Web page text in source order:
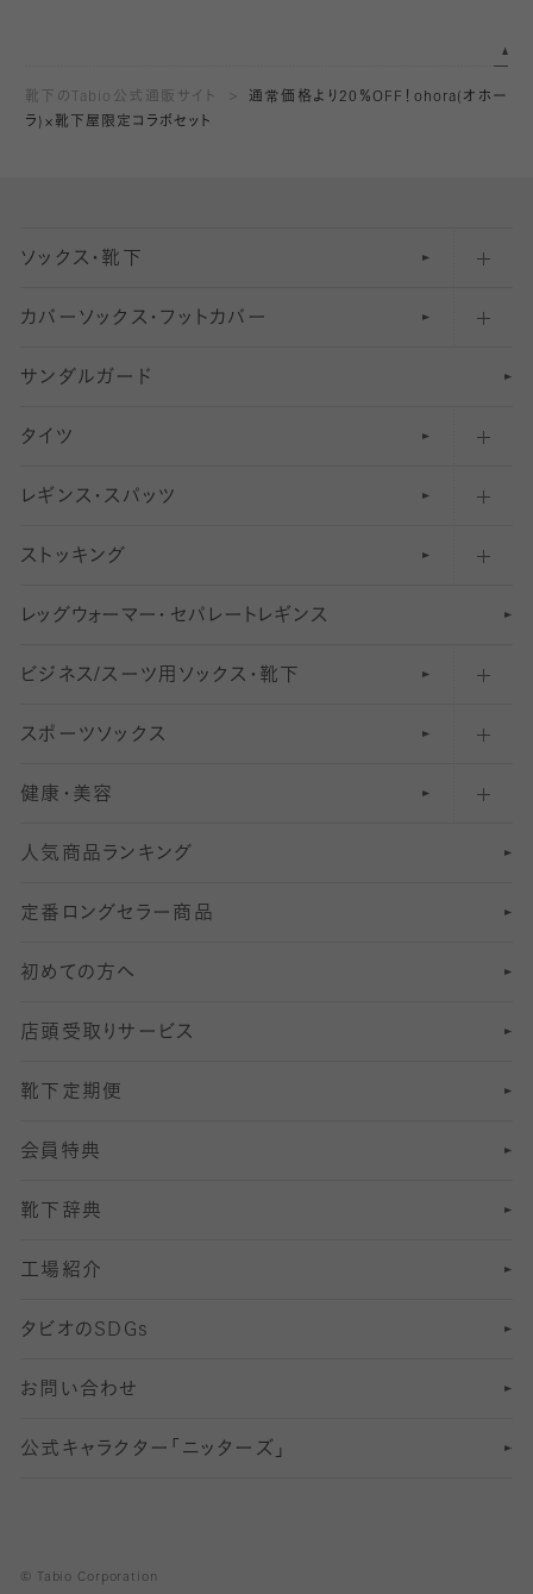
靴下のTabio公式通販サイト
通常価格より20％OFF！ohora(オホー
ラ)×靴下屋限定コラボセット
ソックス・靴下
五本指ソックス・靴下
足袋ソックス・靴下
無地・プレーンソックス・靴下
柄ソックス・靴下
スニーカー（くるぶし）用ソックス
アンクル・ショートソックス（くるぶし上）
クルーソックス（ふくらはぎ下）
ハイソックス
オーバーニー・ニーハイソックス
カバーソックス・フットカバー
フットカバー・カバーソックス（深め）
フットカバー・カバーソックス（ふつう）
フットカバー・カバーソックス（浅め）
サンダルガード
タイツ
30デニール以下のタイツ（薄手タイツ）
31〜40デニールタイツ
41〜60デニールタイツ
61〜80デニールタイツ
81 〜110デニールタイツ
111〜210デニールタイツ
211デニールタイツ以上（防寒・厚手タイツ）
レギンス・スパッツ
柄レギンス
無地レギンス
レギンスパンツ（レギパン）
マタニティレギンス
5 分丈
6 分丈レギンス
7 分丈 レギンス
8分丈 レギンス
10分丈 レギンス
12分丈レギンス
13分丈レギンス
ストッキング
伝線しにくいストッキング
ショートストッキング
結婚式用ストッキング
美脚ストッキング
オールスルーストッキング
レッ グ ウォー マー ・ セパレー ト レ ギンス
ビジネス/スーツ用 ソックス・靴下
匠シリーズ
フレッシャーズ向けソックス・靴下
冠婚葬祭向けソックス・靴下
スーツカジュアルソックス・靴下
ロングホーズ
スポーツソックス
ランニングソックス・靴下
ゴルフソックス・靴下
サッカー・フットサル用ソックス
ヨガソックス・靴下
スポーツ用レッグウォーマー
SSサイズ（21～23cm）
Sサイズ（22～25cm）
Mサイズ（25～27cm）
Lサイズ（27～29cm）
健康・美容
インナーソックス
加圧・着圧ソックス
冷えとり靴下
着圧・加圧タイツ
むくみ対策
足の疲れ対策
足の臭い対策
冷え対策
靴ずれ対策
快適な睡眠対策
人気商品ランキング
定番ロングセラー商品
初めての方へ
店頭受取りサービス
靴下定期便
会員特典
靴下辞典
工場紹介
タビオのSDGs
お問い合わせ
公式キャラクター「ニッターズ」
© Tabio Corporation